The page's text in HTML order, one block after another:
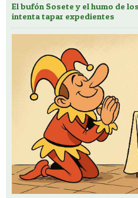
El bufón Sosete y el humo de
intenta tapar expedientes